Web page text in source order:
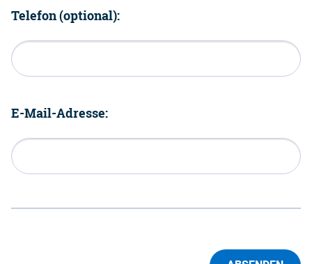
Telefon (optional):
E-Mail-Adresse: